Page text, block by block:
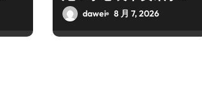
宙，潮玩不设限！
dawei 8 月 7, 2026